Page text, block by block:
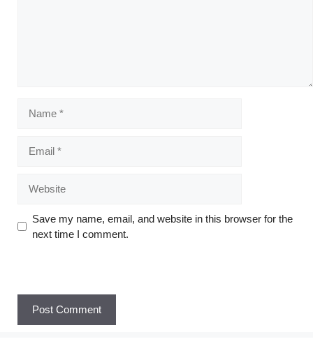
Save my name, email, and website in this browser for the
next time I comment.